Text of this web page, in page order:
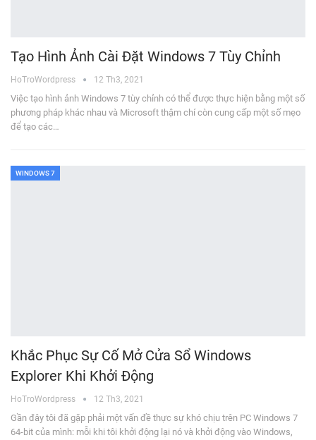
Tạo Hình Ảnh Cài Đặt Windows 7 Tùy Chỉnh
HoTroWordpress 12 Th3, 2021
Việc tạo hình ảnh Windows 7 tùy chỉnh có thể được thực hiện bằng một số
phương pháp khác nhau và Microsoft thậm chí còn cung cấp một số mẹo
để tạo các…
WINDOWS 7
Khắc Phục Sự Cố Mở Cửa Sổ Windows
Explorer Khi Khởi Động
HoTroWordpress 12 Th3, 2021
Gần đây tôi đã gặp phải một vấn đề thực sự khó chịu trên PC Windows 7
64-bit của mình: mỗi khi tôi khởi động lại nó và khởi động vào Windows,